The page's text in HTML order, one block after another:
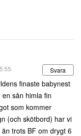
Svara
finaste babynest
sån himla fin
som kommer
(och skötbord) har vi
trots BF om drygt 6